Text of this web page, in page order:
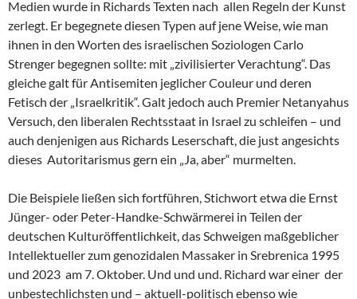
Medien wurde in Richards Texten nach allen Regeln der Kunst
zerlegt. Er begegnete diesen Typen auf jene Weise, wie man
ihnen in den Worten des israelischen Soziologen Carlo
Strenger begegnen sollte: mit „zivilisierter Verachtung“. Das
gleiche galt für Antisemiten jeglicher Couleur und deren
Fetisch der „Israelkritik“. Galt jedoch auch Premier Netanyahus
Versuch, den liberalen Rechtsstaat in Israel zu schleifen – und
auch denjenigen aus Richards Leserschaft, die just angesichts
dieses Autoritarismus gern ein „Ja, aber“ murmelten.
Die Beispiele ließen sich fortführen, Stichwort etwa die Ernst
Jünger- oder Peter-Handke-Schwärmerei in Teilen der
deutschen Kulturöffentlichkeit, das Schweigen maßgeblicher
Intellektueller zum genozidalen Massaker in Srebrenica 1995
und 2023 am 7. Oktober. Und und und. Richard war einer der
unbestechlichsten und – aktuell-politisch ebenso wie